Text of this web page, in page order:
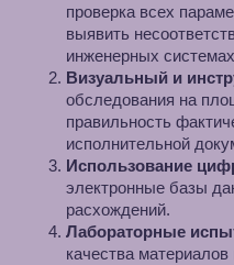
проверка всех
выявить
инженерных
Визуальный и
обследования на
правильность
исполнительной
Использование
электронные базы
расхождений.
Лабораторные
качества